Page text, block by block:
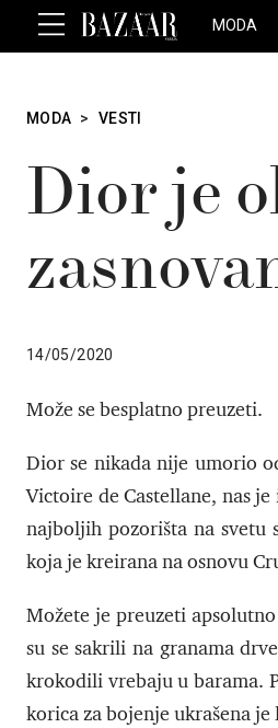
MODA
MODA > VESTI
Dior je
14/05/2020
Može se besplatno preuzeti.
Dior se nikada nije umorio
Victoire de Castellane, nas
najboljih pozorišta na svetu
koja je kreirana na osnovu
Možete je preuzeti
su se sakrili na granama
krokodili vrebaju u barama.
korica za bojenje ukrašena